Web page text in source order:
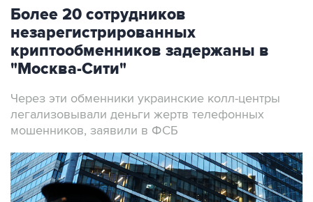
Более 20 сотрудников
незарегистрированных
криптообменников задержаны в
"Москва-Сити"
Через эти обменники украинские колл-центры
легализовывали деньги жертв телефонных
мошенников, заявили в ФСБ